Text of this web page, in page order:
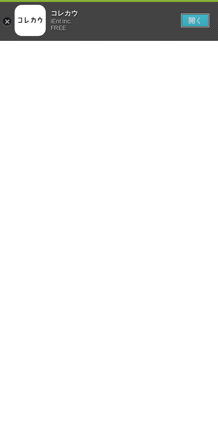
コレカウ
iEnt inc.
FREE
開く